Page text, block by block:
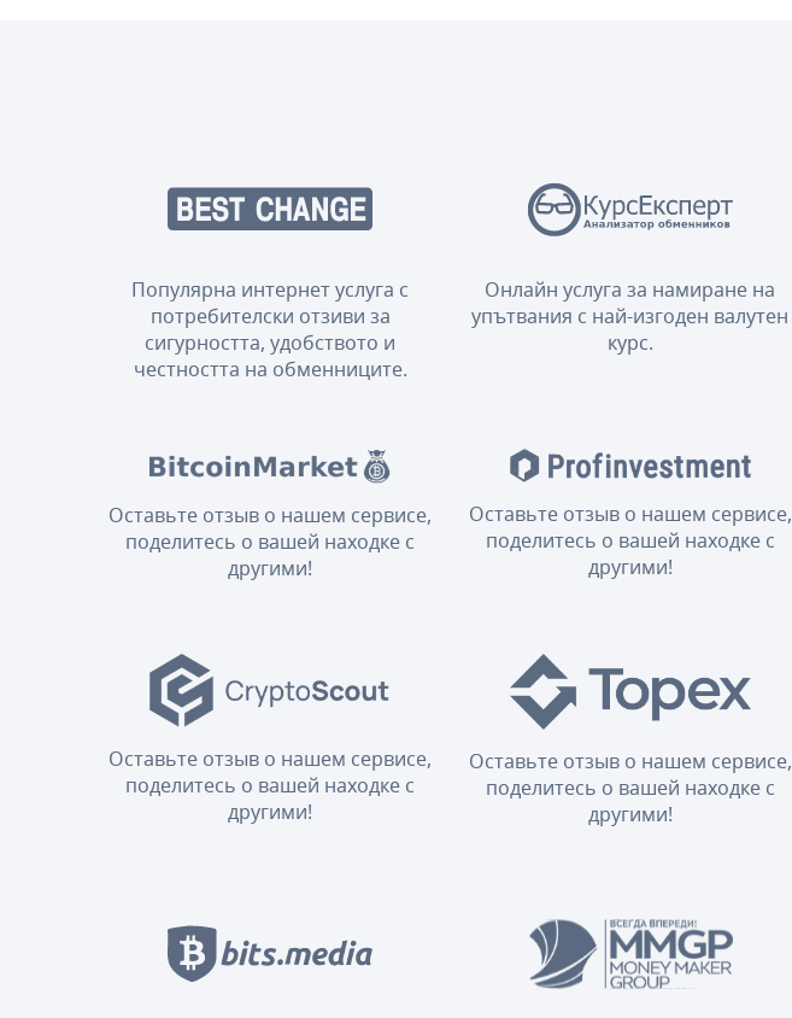
Популярна интернет услуга с
потребителски отзиви за
сигурността, удобството и
честността на обменниците.
Онлайн услуга за намиране на
упътвания с най-изгоден валутен
курс.
Оставьте отзыв о нашем сервисе,
поделитесь о вашей находке с
другими!
Оставьте отзыв о нашем сервисе,
поделитесь о вашей находке с
другими!
Оставьте отзыв о нашем сервисе,
поделитесь о вашей находке с
другими!
Оставьте отзыв о нашем сервисе,
поделитесь о вашей находке с
другими!